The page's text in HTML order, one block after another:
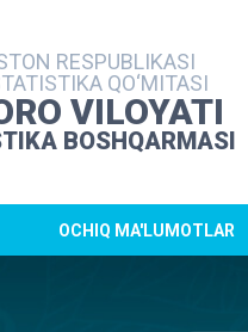
RESPUBLIKASI
QO‘MITASI
VILOYATI
BOSHQARMASI
OCHIQ MA'LUMOTLAR